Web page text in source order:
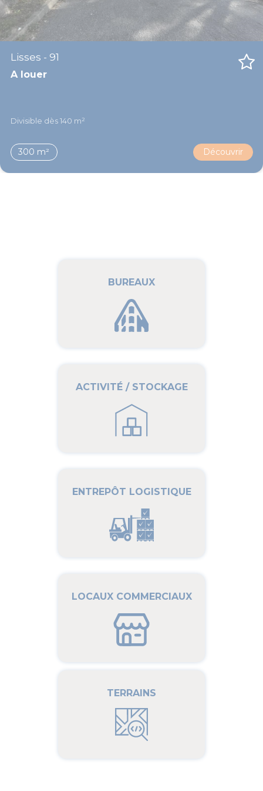
Lisses - 91
A louer
Divisible dès 140 m²
300 m² Découvrir
BUREAUX
ACTIVITÉ / STOCKAGE
ENTREPÔT LOGISTIQUE
LOCAUX COMMERCIAUX
TERRAINS